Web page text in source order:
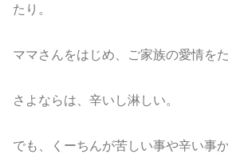
たり。
ママさんをはじめ、ご家族の愛情を
さよならは、辛いし淋しい。
でも、くーちんが苦しい事や辛い事